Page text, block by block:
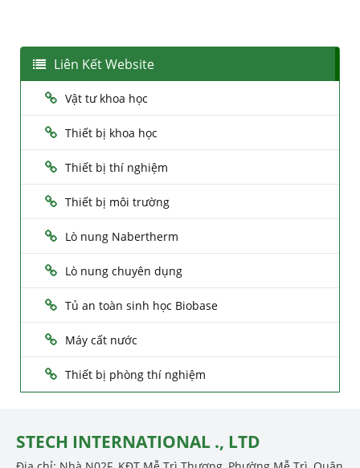
Liên Kết Website
Vật tư khoa học
Thiết bị khoa học
Thiết bị thí nghiệm
Thiết bị môi trường
Lò nung Nabertherm
Lò nung chuyên dụng
Tủ an toàn sinh học Biobase
Máy cất nước
Thiết bị phòng thí nghiệm
STECH INTERNATIONAL ., LTD